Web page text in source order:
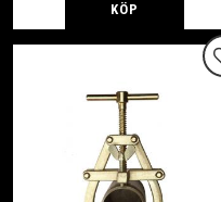
KÖP